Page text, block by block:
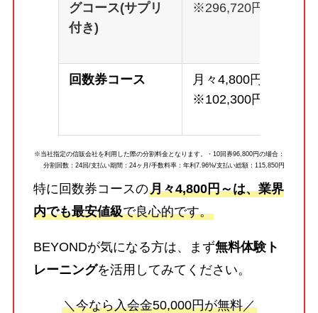
グコース(サプリ
付き)
※296,720円
回数券コース
月々4,800円～
※102,300円
※当社指定の信販会社を利用した際の分割料金となります。・10回券96,800円の場合：
分割回数：24回/支払い期間：24ヶ月/手数料率：年利7.96%/支払い総額：115,850円
特に回数券コースの月々4,800円～は、業界
内でも最安値級で良心的です。
BEYONDが気になる方は、まず無料体験ト
レーニングを活用してみてください。
＼今なら入会金50,000円が無料／